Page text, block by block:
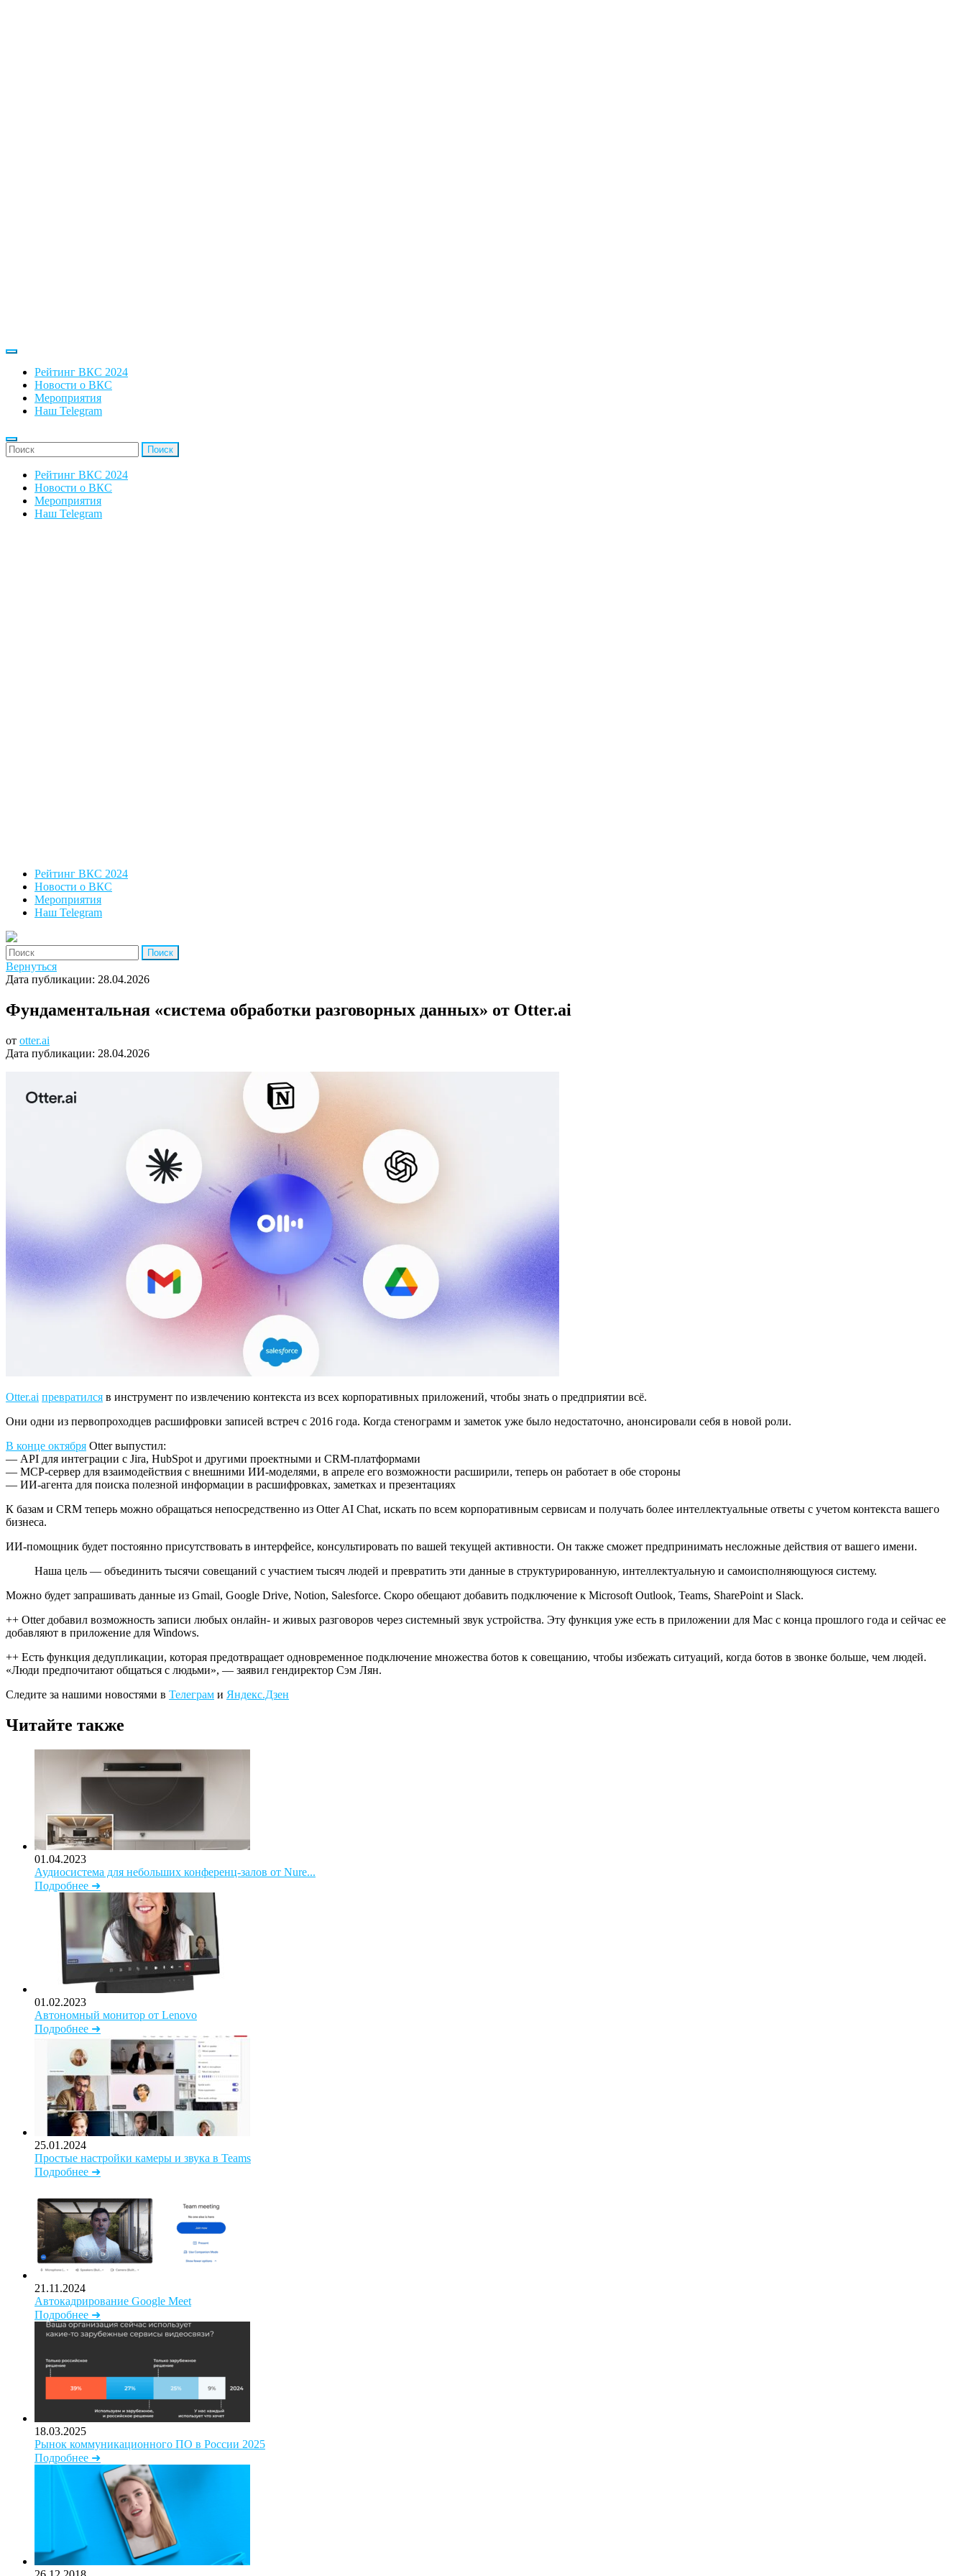
Рейтинг ВКС 2024
Новости о ВКС
Мероприятия
Наш Telegram
'Найти:
Рейтинг ВКС 2024
Новости о ВКС
Мероприятия
Наш Telegram
Рейтинг ВКС 2024
Новости о ВКС
Мероприятия
Наш Telegram
'Найти:
Вернуться
Дата публикации: 28.04.2026
Фундаментальная «система обработки разговорных данных» от Otter.ai
от otter.ai
Дата публикации: 28.04.2026
Otter.ai превратился в инструмент по извлечению контекста из всех корпоративных приложений, чтобы знать о предприятии всё.
Они одни из первопроходцев расшифровки записей встреч с 2016 года. Когда стенограмм и заметок уже было недостаточно, анонсировали себя в новой роли.
В конце октября Otter выпустил:
— API для интеграции с Jira, HubSpot и другими проектными и CRM-платформами
— MCP‑сервер для взаимодействия с внешними ИИ‑моделями, в апреле его возможности расширили, теперь он работает в обе стороны
— ИИ-агента для поиска полезной информации в расшифровках, заметках и презентациях
К базам и CRM теперь можно обращаться непосредственно из Otter AI Chat, искать по всем корпоративным сервисам и получать более интеллектуальные ответы с учетом контекста вашего
бизнеса.
ИИ-помощник будет постоянно присутствовать в интерфейсе, консультировать по вашей текущей активности. Он также сможет предпринимать несложные действия от вашего имени.
Наша цель — объединить тысячи совещаний с участием тысяч людей и превратить эти данные в структурированную, интеллектуальную и самоисполняющуюся систему.
Можно будет запрашивать данные из Gmail, Google Drive, Notion, Salesforce. Скоро обещают добавить подключение к Microsoft Outlook, Teams, SharePoint и Slack.
++ Otter добавил возможность записи любых онлайн- и живых разговоров через системный звук устройства. Эту функция уже есть в приложении для Mac с конца прошлого года и сейчас ее
добавляют в приложение для Windows.
++ Есть функция дедупликации, которая предотвращает одновременное подключение множества ботов к совещанию, чтобы избежать ситуаций, когда ботов в звонке больше, чем людей.
«Люди предпочитают общаться с людьми», — заявил гендиректор Сэм Лян.
Следите за нашими новостями в Телеграм и Яндекс.Дзен
Читайте также
01.04.2023
Аудиосистема для небольших конференц-залов от Nure...
Подробнее ➜
01.02.2023
Автономный монитор от Lenovo
Подробнее ➜
25.01.2024
Простые настройки камеры и звука в Teams
Подробнее ➜
21.11.2024
Автокадрирование Google Meet
Подробнее ➜
18.03.2025
Рынок коммуникационного ПО в России 2025
Подробнее ➜